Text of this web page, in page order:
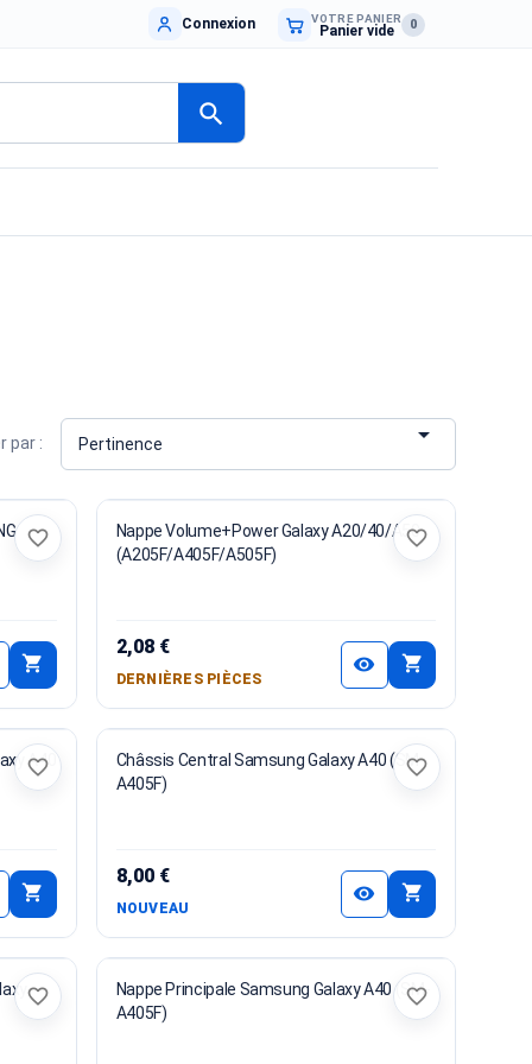
Connexion VOTRE PANIER
Panier vide 0
search
par : Pertinence 
shopping_cart
favorite_border
Nappe Volume+Power Galaxy A20/40/A50
(A205F/A405F/A505F)
2,08 €
DERNIÈRES PIÈCES
visibility shopping_cart
favorite_border
A40
shopping_cart
favorite_border
Châssis Central Samsung Galaxy A40 (SM-
A405F)
8,00 €
NOUVEAU
visibility shopping_cart
favorite_border
favorite_border
Nappe Principale Samsung Galaxy A40 (SM-
A405F)
favorite_border